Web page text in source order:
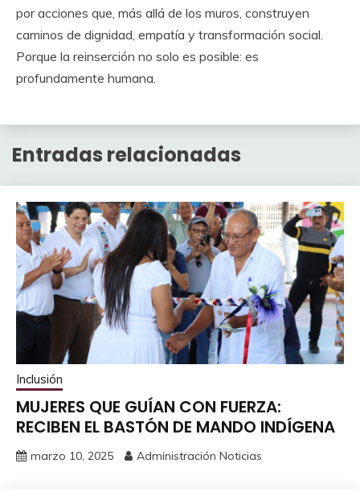
por acciones que, más allá de los muros, construyen
caminos de dignidad, empatía y transformación social.
Porque la reinserción no solo es posible: es
profundamente humana.
Entradas relacionadas
Inclusión
MUJERES QUE GUÍAN CON FUERZA:
RECIBEN EL BASTÓN DE MANDO INDÍGENA
marzo 10, 2025 Administración Noticias